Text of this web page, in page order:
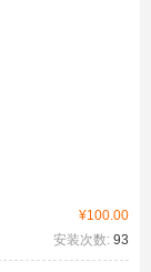
¥100.00
安装次数: 93